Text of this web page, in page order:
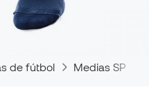
de fútbol Medias SP